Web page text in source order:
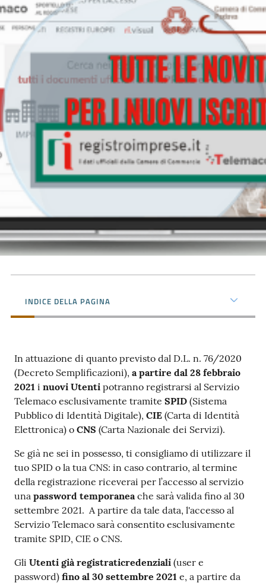
La
Camera
on line
online
Contatti
Newsle
Sala
Stampa
Seguici
su
INDICE DELLA PAGINA
In attuazione di quanto previsto dal D.L. n. 76/2020
(Decreto Semplificazioni), a partire dal 28 febbraio
2021 i nuovi Utenti potranno registrarsi al Servizio
Telemaco esclusivamente tramite SPID (Sistema
Pubblico di Identità Digitale), CIE (Carta di Identità
Elettronica) o CNS (Carta Nazionale dei Servizi).
Se già ne sei in possesso, ti consigliamo di utilizzare il
tuo SPID o la tua CNS: in caso contrario, al termine
della registrazione riceverai per l’accesso al servizio
una password temporaneache sarà valida fino al 30
settembre 2021. A partire da tale data, l'accesso al
Servizio Telemaco sarà consentito esclusivamente
tramite SPID, CIE o CNS.
Gli Utenti già registraticredenziali (user e
password) fino al 30 settembre 2021 e, a partire da